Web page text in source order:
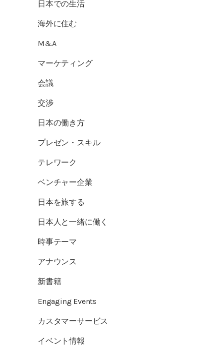
日本での生活
海外に住む
M&A
マーケティング
会議
交渉
日本の働き方
プレゼン・スキル
テレワーク
ベンチャー企業
日本を旅する
日本人と一緒に働く
時事テーマ
アナウンス
新書籍
Engaging Events
カスタマーサービス
イベント情報